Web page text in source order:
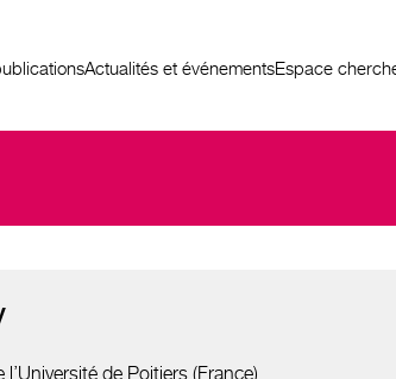
Actualités et événementsEspace
de Poitiers (France)